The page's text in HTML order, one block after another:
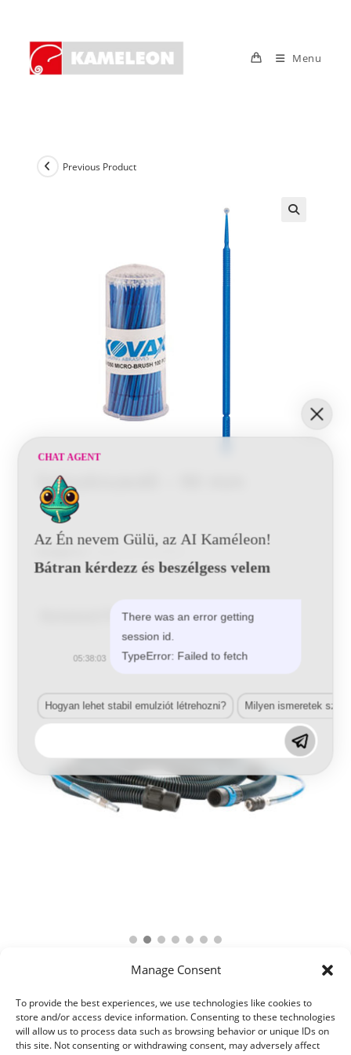
Manage Consent
To provide the best experiences, we use technologies like cookies to
store and/or access device information. Consenting to these technologies
will allow us to process data such as browsing behavior or unique IDs on
this site. Not consenting or withdrawing consent, may adversely affect
content
Menu
Previous Product
Szöszkiszedő – 90 mm
Kiegészítő termékek
Related Products
CHAT AGENT
Az Én nevem Gülü, az AI Kaméleon!
Bátran kérdezz és beszélgess velem
There was an error getting
session id.
TypeError: Failed to fetch
05:38:03
Hogyan lehet stabil emulziót létrehozni? Milyen ismeretek